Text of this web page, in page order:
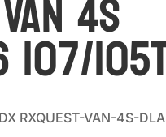
107/
RXQUEST-VAN-4S-